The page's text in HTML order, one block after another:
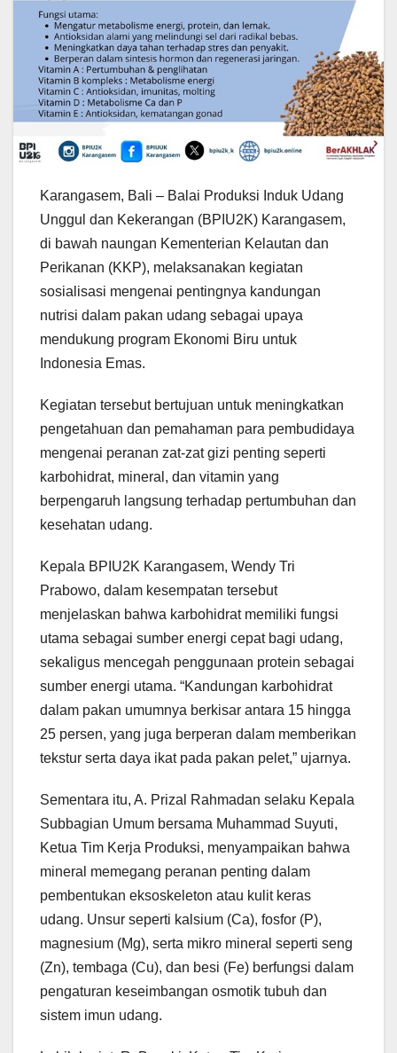
Karangasem, Bali – Balai Produksi Induk Udang
Unggul dan Kekerangan (BPIU2K) Karangasem,
di bawah naungan Kementerian Kelautan dan
Perikanan (KKP), melaksanakan kegiatan
sosialisasi mengenai pentingnya kandungan
nutrisi dalam pakan udang sebagai upaya
mendukung program Ekonomi Biru untuk
Indonesia Emas.
Kegiatan tersebut bertujuan untuk meningkatkan
pengetahuan dan pemahaman para pembudidaya
mengenai peranan zat-zat gizi penting seperti
karbohidrat, mineral, dan vitamin yang
berpengaruh langsung terhadap pertumbuhan dan
kesehatan udang.
Kepala BPIU2K Karangasem, Wendy Tri
Prabowo, dalam kesempatan tersebut
menjelaskan bahwa karbohidrat memiliki fungsi
utama sebagai sumber energi cepat bagi udang,
sekaligus mencegah penggunaan protein sebagai
sumber energi utama. “Kandungan karbohidrat
dalam pakan umumnya berkisar antara 15 hingga
25 persen, yang juga berperan dalam memberikan
tekstur serta daya ikat pada pakan pelet,” ujarnya.
Sementara itu, A. Prizal Rahmadan selaku Kepala
Subbagian Umum bersama Muhammad Suyuti,
Ketua Tim Kerja Produksi, menyampaikan bahwa
mineral memegang peranan penting dalam
pembentukan eksoskeleton atau kulit keras
udang. Unsur seperti kalsium (Ca), fosfor (P),
magnesium (Mg), serta mikro mineral seperti seng
(Zn), tembaga (Cu), dan besi (Fe) berfungsi dalam
pengaturan keseimbangan osmotik tubuh dan
sistem imun udang.